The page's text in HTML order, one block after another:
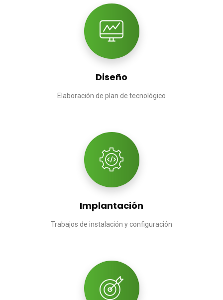
Diseño
Elaboración de plan de tecnológico
Implantación
Trabajos de instalación y configuración